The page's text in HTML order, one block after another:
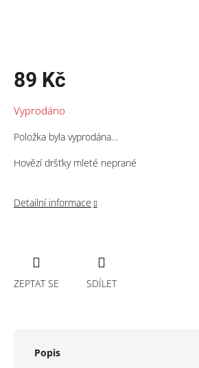
89 Kč
cena:
Vyprodáno
Položka byla vyprodána…
Hovězí dršťky mleté neprané
Detailní informace
ZEPTAT SE SDÍLET
Popis